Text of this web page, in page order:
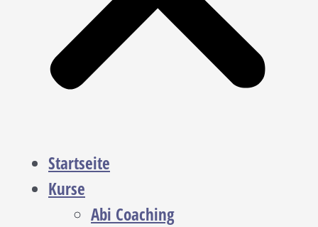
Startseite
Kurse
Abi Coaching